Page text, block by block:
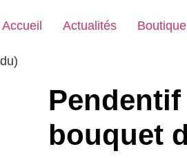
Accueil Actualités Boutique
bouquet